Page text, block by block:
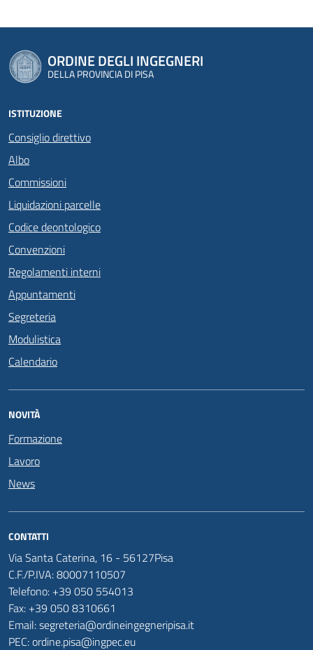
ORDINE DEGLI INGEGNERI
DELLA PROVINCIA DI PISA
ISTITUZIONE
Consiglio direttivo
Albo
Commissioni
Liquidazioni parcelle
Codice deontologico
Convenzioni
Regolamenti interni
Appuntamenti
Segreteria
Modulistica
Calendario
NOVITÀ
Formazione
Lavoro
News
CONTATTI
Via Santa Caterina, 16 - 56127Pisa
C.F./P.IVA: 80007110507
Telefono: +39 050 554013
Fax: +39 050 8310661
Email: segreteria@ordineingegneripisa.it
PEC: ordine.pisa@ingpec.eu